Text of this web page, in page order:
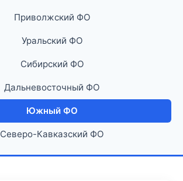
Приволжский ФО
Уральский ФО
Сибирский ФО
Дальневосточный ФО
Южный ФО
Северо-Кавказский ФО